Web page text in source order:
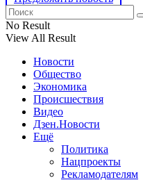
No Result
View All Result
Новости
Общество
Экономика
Происшествия
Видео
Дзен.Новости
Ещё
Политика
Нацпроекты
Рекламодателям